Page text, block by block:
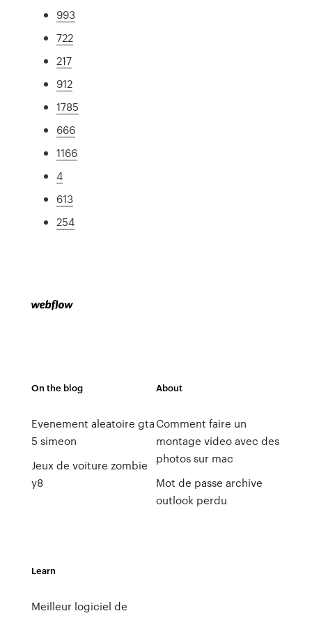
993
722
217
912
1785
666
1166
4
613
254
On the blog
Evenement aleatoire gta
5 simeon
Jeux de voiture zombie
y8
About
Comment faire un
montage video avec des
photos sur mac
Mot de passe archive
outlook perdu
Learn
Meilleur logiciel de